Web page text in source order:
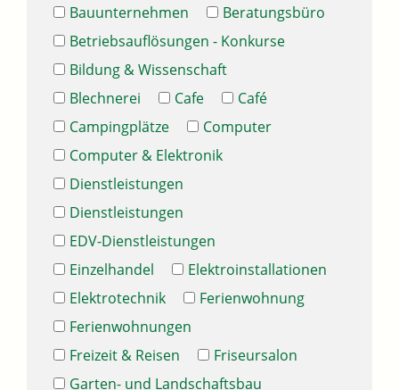
Bauunternehmen
Beratungsbüro
Betriebsauflösungen - Konkurse
Bildung & Wissenschaft
Blechnerei
Cafe
Café
Campingplätze
Computer
Computer & Elektronik
Dienstleistungen
Dienstleistungen
EDV-Dienstleistungen
Einzelhandel
Elektroinstallationen
Elektrotechnik
Ferienwohnung
Ferienwohnungen
Freizeit & Reisen
Friseursalon
Garten- und Landschaftsbau